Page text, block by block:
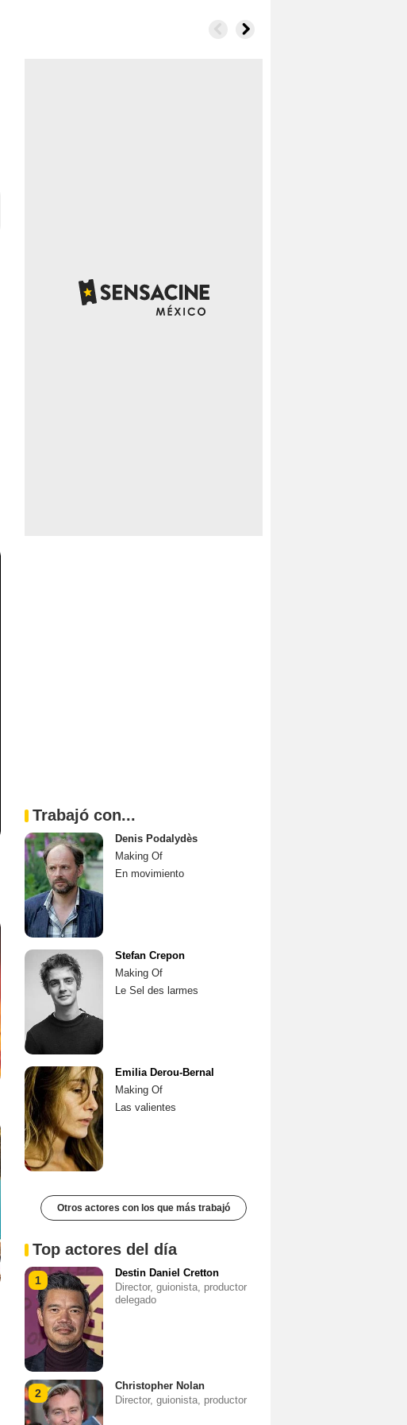
Trabajó con...
Denis Podalydès
Making Of
En movimiento
Stefan Crepon
Making Of
Le Sel des larmes
Emilia Derou-Bernal
Making Of
Las valientes
Otros actores con los que más trabajó
Top actores del día
1
Destin Daniel Cretton
Director, guionista, productor
delegado
2
Christopher Nolan
Director, guionista, productor